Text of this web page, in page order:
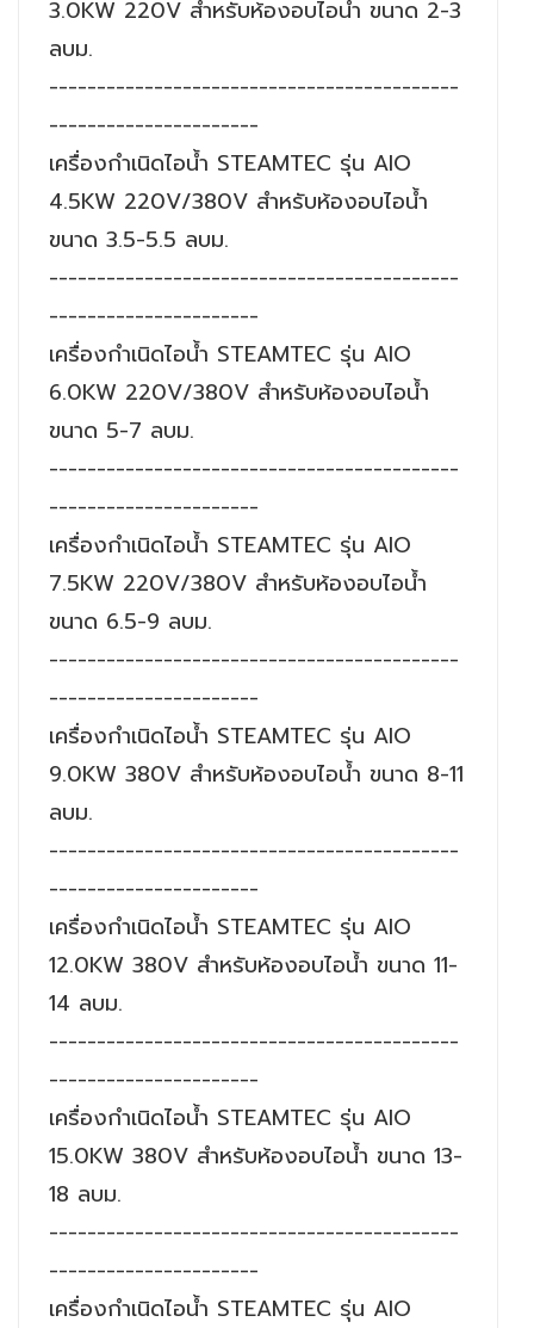
3.0KW 220V สำหรับห้องอบไอน้ำ ขนาด 2-3
ลบม.
-------------------------------------------
----------------------
เครื่องกำเนิดไอน้ำ STEAMTEC รุ่น AIO
4.5KW 220V/380V สำหรับห้องอบไอน้ำ
ขนาด 3.5-5.5 ลบม.
-------------------------------------------
----------------------
เครื่องกำเนิดไอน้ำ STEAMTEC รุ่น AIO
6.0KW 220V/380V สำหรับห้องอบไอน้ำ
ขนาด 5-7 ลบม.
-------------------------------------------
----------------------
เครื่องกำเนิดไอน้ำ STEAMTEC รุ่น AIO
7.5KW 220V/380V สำหรับห้องอบไอน้ำ
ขนาด 6.5-9 ลบม.
-------------------------------------------
----------------------
เครื่องกำเนิดไอน้ำ STEAMTEC รุ่น AIO
9.0KW 380V สำหรับห้องอบไอน้ำ ขนาด 8-11
ลบม.
-------------------------------------------
----------------------
เครื่องกำเนิดไอน้ำ STEAMTEC รุ่น AIO
12.0KW 380V สำหรับห้องอบไอน้ำ ขนาด 11-
14 ลบม.
-------------------------------------------
----------------------
เครื่องกำเนิดไอน้ำ STEAMTEC รุ่น AIO
15.0KW 380V สำหรับห้องอบไอน้ำ ขนาด 13-
18 ลบม.
-------------------------------------------
----------------------
เครื่องกำเนิดไอน้ำ STEAMTEC รุ่น AIO